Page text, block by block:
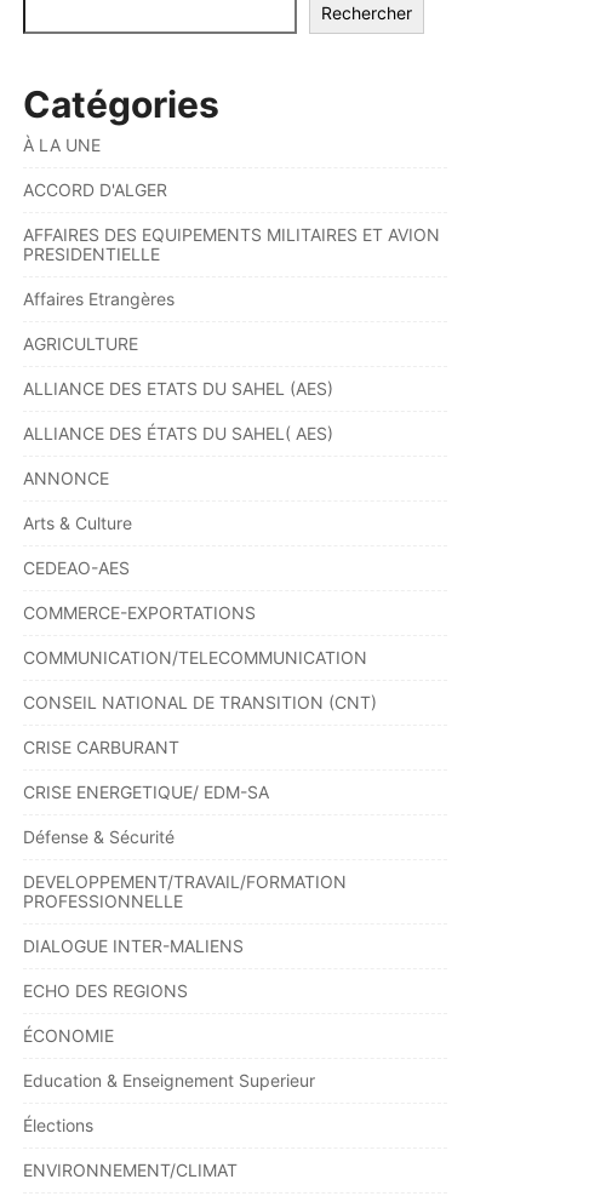
Rechercher
Catégories
À LA UNE
ACCORD D'ALGER
AFFAIRES DES EQUIPEMENTS MILITAIRES ET AVION
PRESIDENTIELLE
Affaires Etrangères
AGRICULTURE
ALLIANCE DES ETATS DU SAHEL (AES)
ALLIANCE DES ÉTATS DU SAHEL( AES)
ANNONCE
Arts & Culture
CEDEAO-AES
COMMERCE-EXPORTATIONS
COMMUNICATION/TELECOMMUNICATION
CONSEIL NATIONAL DE TRANSITION (CNT)
CRISE CARBURANT
CRISE ENERGETIQUE/ EDM-SA
Défense & Sécurité
DEVELOPPEMENT/TRAVAIL/FORMATION
PROFESSIONNELLE
DIALOGUE INTER-MALIENS
ECHO DES REGIONS
ÉCONOMIE
Education & Enseignement Superieur
Élections
ENVIRONNEMENT/CLIMAT